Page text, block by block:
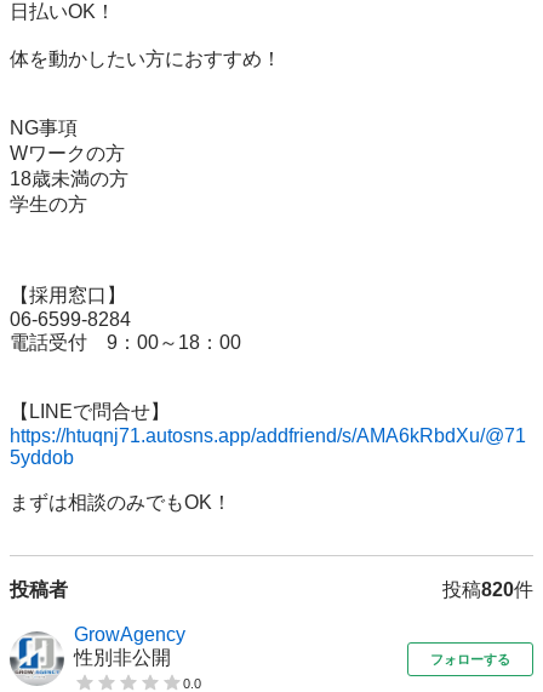
日払いOK！
体を動かしたい方におすすめ！
NG事項
Wワークの方
18歳未満の方
学生の方
【採用窓口】
06-6599-8284
電話受付　9：00～18：00
https://htuqnj71.autosns.app/addfriend/s/AMA6kRbdXu/@71
5yddob
まずは相談のみでもOK！
投稿者 投稿820件
GrowAgency
性別非公開
0.0
フォローする